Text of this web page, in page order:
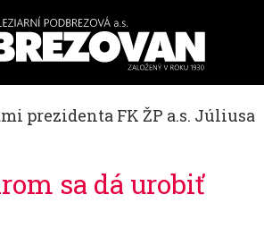
prezidenta FK ŽP a.s. Júliusa
sa dá urobiť